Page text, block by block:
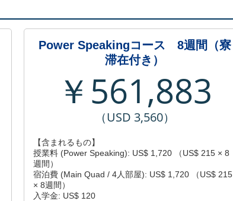
Power Speakingコース 8週間（寮
滞在付き）
￥561,883
（USD 3,560）
【含まれるもの】
授業料 (Power Speaking): US$ 1,720 （US$ 215 × 8
週間）
宿泊費 (Main Quad / 4人部屋): US$ 1,720 （US$ 215
× 8週間）
入学金: US$ 120